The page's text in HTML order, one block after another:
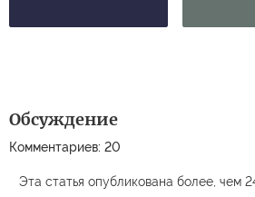
Обсуждение
Комментариев: 20
Эта статья опубликована более, чем